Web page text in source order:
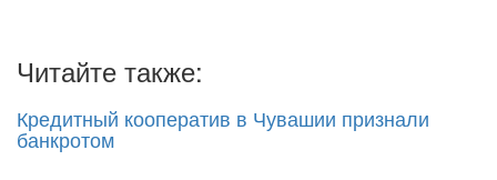
банкротом